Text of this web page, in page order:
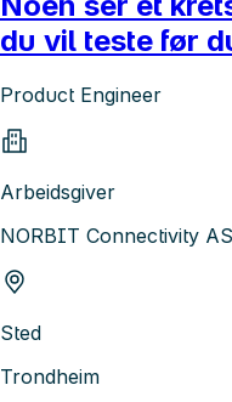
du vil teste før
Product Engineer
Arbeidsgiver
NORBIT Connectivity AS
Sted
Trondheim